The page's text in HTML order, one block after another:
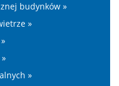
budynków »
»
»